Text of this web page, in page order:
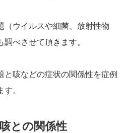
（ウイルスや細菌、放射性物
べさせて頂きます。
と咳などの症状の関係性を症例
。
との関係性